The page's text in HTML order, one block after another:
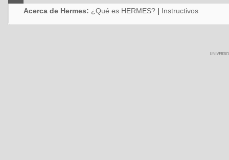
Acerca de Hermes: ¿Qué es HERMES? | Instructivos